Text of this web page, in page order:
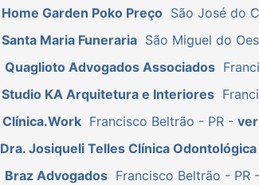
Home Garden Poko Preço São José do
Santa Maria Funeraria São Miguel do
Quaglioto Advogados Associados
Studio KA Arquitetura e Interiores
Clínica.Work Francisco Beltrão - PR -
Dra. Josiqueli Telles Clínica Odontológica
Braz Advogados Francisco Beltrão - PR -